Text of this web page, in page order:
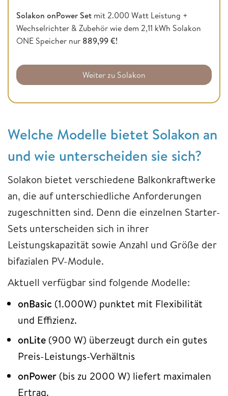
Solakon onPower Set mit 2.000 Watt Leistung +
Wechselrichter & Zubehör wie dem 2,11 kWh Solakon
ONE Speicher nur 889,99 €!
Weiter zu Solakon
Welche Modelle bietet Solakon an
und wie unterscheiden sie sich?
Solakon bietet verschiedene Balkonkraftwerke
an, die auf unterschiedliche Anforderungen
zugeschnitten sind. Denn die einzelnen Starter-
Sets unterscheiden sich in ihrer
Leistungskapazität sowie Anzahl und Größe der
bifazialen PV-Module.
Aktuell verfügbar sind folgende Modelle:
onBasic (1.000W) punktet mit Flexibilität
und Effizienz.
onLite (900 W) überzeugt durch ein gutes
Preis-Leistungs-Verhältnis
onPower (bis zu 2000 W) liefert maximalen
Ertrag.